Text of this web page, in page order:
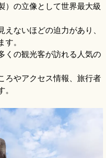
）の立像として世界最大級
ないほどの迫力があり、
。
くの観光客が訪れる人気の
ろやアクセス情報、旅行者